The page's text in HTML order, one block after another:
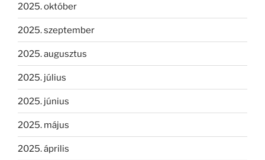
2025. október
2025. szeptember
2025. augusztus
2025. július
2025. június
2025. május
2025. április